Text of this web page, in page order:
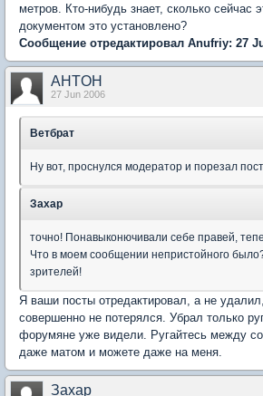
метров. Кто-нибудь знает, сколько сейчас
документом это установлено?
Сообщение отредактировал Anufriy: 27
AHTOH
27 Jun 2006
Ветбрат
Ну вот, проснулся модератор и порезал
Захар
точно! Понавыконючивали себе правей,
Что в моем сообщении непристойного
зрителей!
Я ваши посты отредактировал, а не
совершенно не потерялся. Убрал только
форумяне уже видели. Ругайтесь между
даже матом и можете даже на меня.
Захар